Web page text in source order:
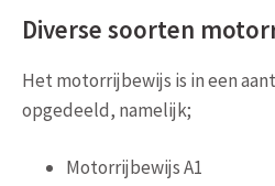
Diverse soorten
Het motorrijbewijs is in een
opgedeeld, namelijk;
Motorrijbewijs A1